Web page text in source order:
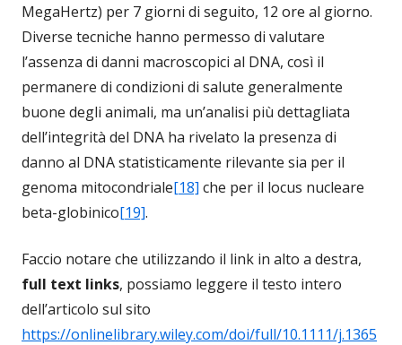
MegaHertz) per 7 giorni di seguito, 12 ore al giorno.
Diverse tecniche hanno permesso di valutare
l’assenza di danni macroscopici al DNA, così il
permanere di condizioni di salute generalmente
buone degli animali, ma un’analisi più dettagliata
dell’integrità del DNA ha rivelato la presenza di
danno al DNA statisticamente rilevante sia per il
genoma mitocondriale[18] che per il locus nucleare
beta-globinico[19].
Faccio notare che utilizzando il link in alto a destra,
full text links, possiamo leggere il testo intero
dell’articolo sul sito
https://onlinelibrary.wiley.com/doi/full/10.1111/j.1365